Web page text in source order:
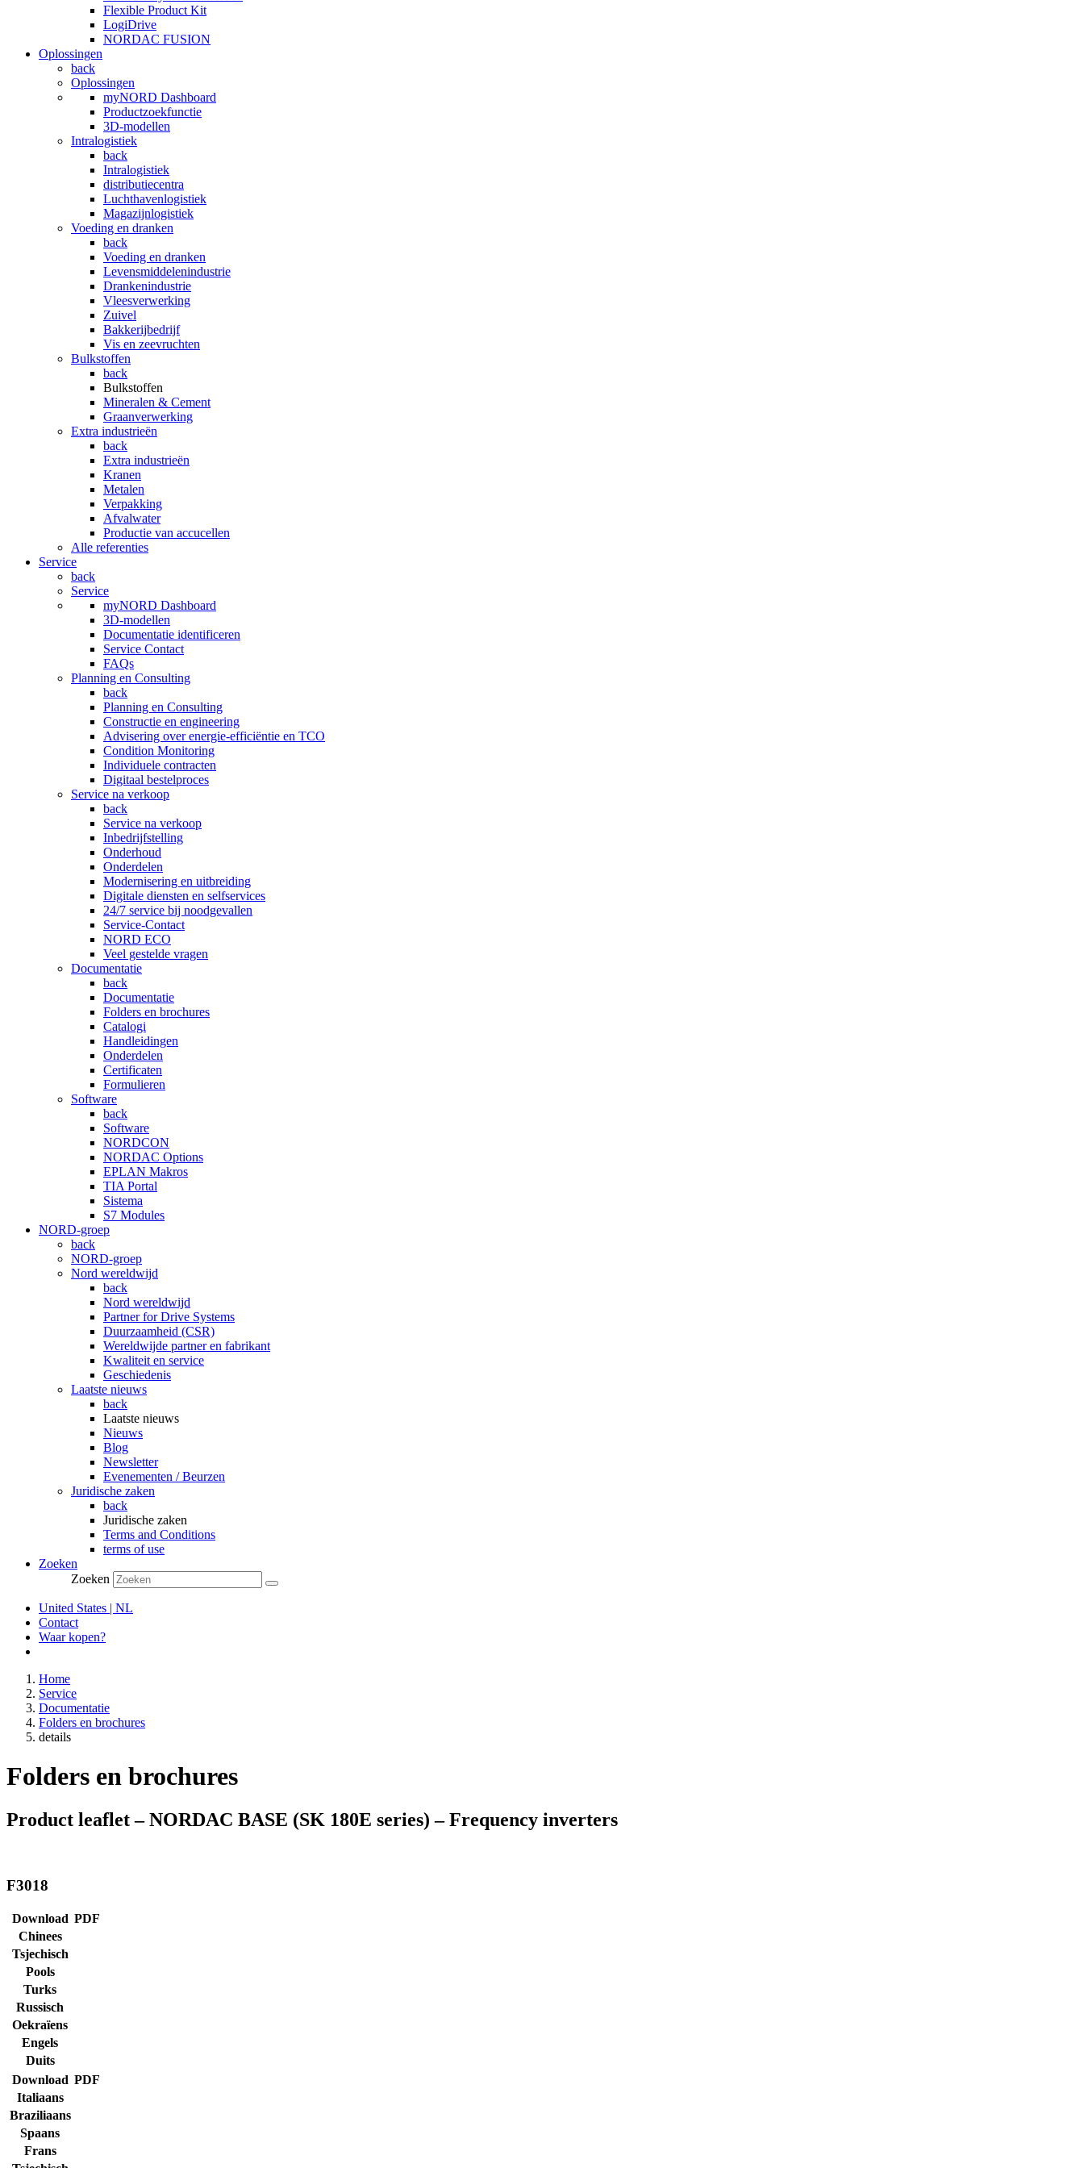
Flexible Product Kit
LogiDrive
NORDAC FUSION
Oplossingen
back
Oplossingen
myNORD Dashboard
Productzoekfunctie
3D-modellen
Intralogistiek
back
Intralogistiek
distributiecentra
Luchthavenlogistiek
Magazijnlogistiek
Voeding en dranken
back
Voeding en dranken
Levensmiddelenindustrie
Drankenindustrie
Vleesverwerking
Zuivel
Bakkerijbedrijf
Vis en zeevruchten
Bulkstoffen
back
Bulkstoffen
Mineralen & Cement
Graanverwerking
Extra industrieën
back
Extra industrieën
Kranen
Metalen
Verpakking
Afvalwater
Productie van accucellen
Alle referenties
Service
back
Service
myNORD Dashboard
3D-modellen
Documentatie identificeren
Service Contact
FAQs
Planning en Consulting
back
Planning en Consulting
Constructie en engineering
Advisering over energie-efficiëntie en TCO
Condition Monitoring
Individuele contracten
Digitaal bestelproces
Service na verkoop
back
Service na verkoop
Inbedrijfstelling
Onderhoud
Onderdelen
Modernisering en uitbreiding
Digitale diensten en selfservices
24/7 service bij noodgevallen
Service-Contact
NORD ECO
Veel gestelde vragen
Documentatie
back
Documentatie
Folders en brochures
Catalogi
Handleidingen
Onderdelen
Certificaten
Formulieren
Software
back
Software
NORDCON
NORDAC Options
EPLAN Makros
TIA Portal
Sistema
S7 Modules
NORD-groep
back
NORD-groep
Nord wereldwijd
back
Nord wereldwijd
Partner for Drive Systems
Duurzaamheid (CSR)
Wereldwijde partner en fabrikant
Kwaliteit en service
Geschiedenis
Laatste nieuws
back
Laatste nieuws
Nieuws
Blog
Newsletter
Evenementen / Beurzen
Juridische zaken
back
Juridische zaken
Terms and Conditions
terms of use
Zoeken
Zoeken
United States | NL
Contact
Waar kopen?
Home
Service
Documentatie
Folders en brochures
details
Folders en brochures
Product leaflet – NORDAC BASE (SK 180E series) – Frequency inverters
F3018
Download PDF
Chinees
Tsjechisch
Pools
Turks
Russisch
Oekraïens
Engels
Duits
Download PDF
Italiaans
Braziliaans
Spaans
Frans